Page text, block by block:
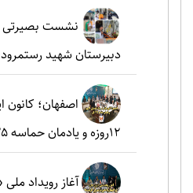
نشست بصیرتی
دبیرستان شهید
اصفهان؛ کانون
۱۲روزه و یادمان حماسه ۲۵ آبان
آغاز رویداد